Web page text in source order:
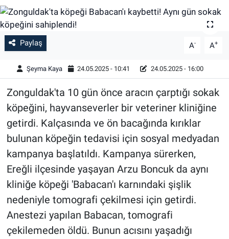
Paylaş A- A+
Şeyma Kaya 24.05.2025 - 10:41 24.05.2025 - 16:00
Zonguldak'ta 10 gün önce aracın çarptığı sokak
köpeğini, hayvanseverler bir veteriner kliniğine
getirdi. Kalçasında ve ön bacağında kırıklar
bulunan köpeğin tedavisi için sosyal medyadan
kampanya başlatıldı. Kampanya sürerken,
Ereğli ilçesinde yaşayan Arzu Boncuk da aynı
kliniğe köpeği 'Babacan'ı karnındaki şişlik
nedeniyle tomografi çekilmesi için getirdi.
Anestezi yapılan Babacan, tomografi
çekilemeden öldü. Bunun acısını yaşadığı